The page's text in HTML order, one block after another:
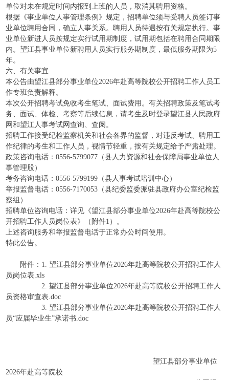
单位对未在规定时间内报到上班的人员，取消其聘用资格。
根据《事业单位人事管理条例》规定，招聘单位须与受聘人员签订事
业单位聘用合同，确立人事关系。聘用人员待遇按有关规定执行。事
业单位新进人员按规定实行试用期制度，试用期包括在聘用合同期限
内。望江县事业单位新聘用人员实行服务期制度，最低服务期限为5
年。
六、有关事宜
本公告由望江县部分事业单位2026年赴高等院校公开招聘工作人员工
作专班负责解释。
本次公开招聘考试免收考生笔试、面试费用。有关招聘政策及笔试考
务、面试、体检、考察等后续信息，请考生及时登录望江县人民政府
网和望江人事考试网查询、查阅。
招聘工作接受纪检监察机关和社会各界的监督，对违反考试、聘用工
作纪律的考生和工作人员，视情节轻重，按有关规定给予严肃处理。
政策咨询电话：0556-5799077（县人力资源和社会保障局事业单位人
事管理股）
考务咨询电话：0556-5799199（县人事考试培训中心）
举报监督电话：0556-7170053（县纪委监委派驻县政府办公室纪检监
察组）
招聘单位咨询电话：详见《望江县部分事业单位2026年赴高等院校公
开招聘工作人员岗位表》（附件1）。
上述咨询服务和举报监督电话于正常办公时间使用。
特此公告。
附件：1. 望江县部分事业单位2026年赴高等院校公开招聘工作人
员岗位表.xls
2. 望江县部分事业单位2026年赴高等院校公开招聘工作人
员资格审查表.doc
3. 望江县部分事业单位2026年赴高等院校公开招聘工作人
员“应届毕业生”承诺书.doc
望江县部分事业单位
2026年赴高等院校